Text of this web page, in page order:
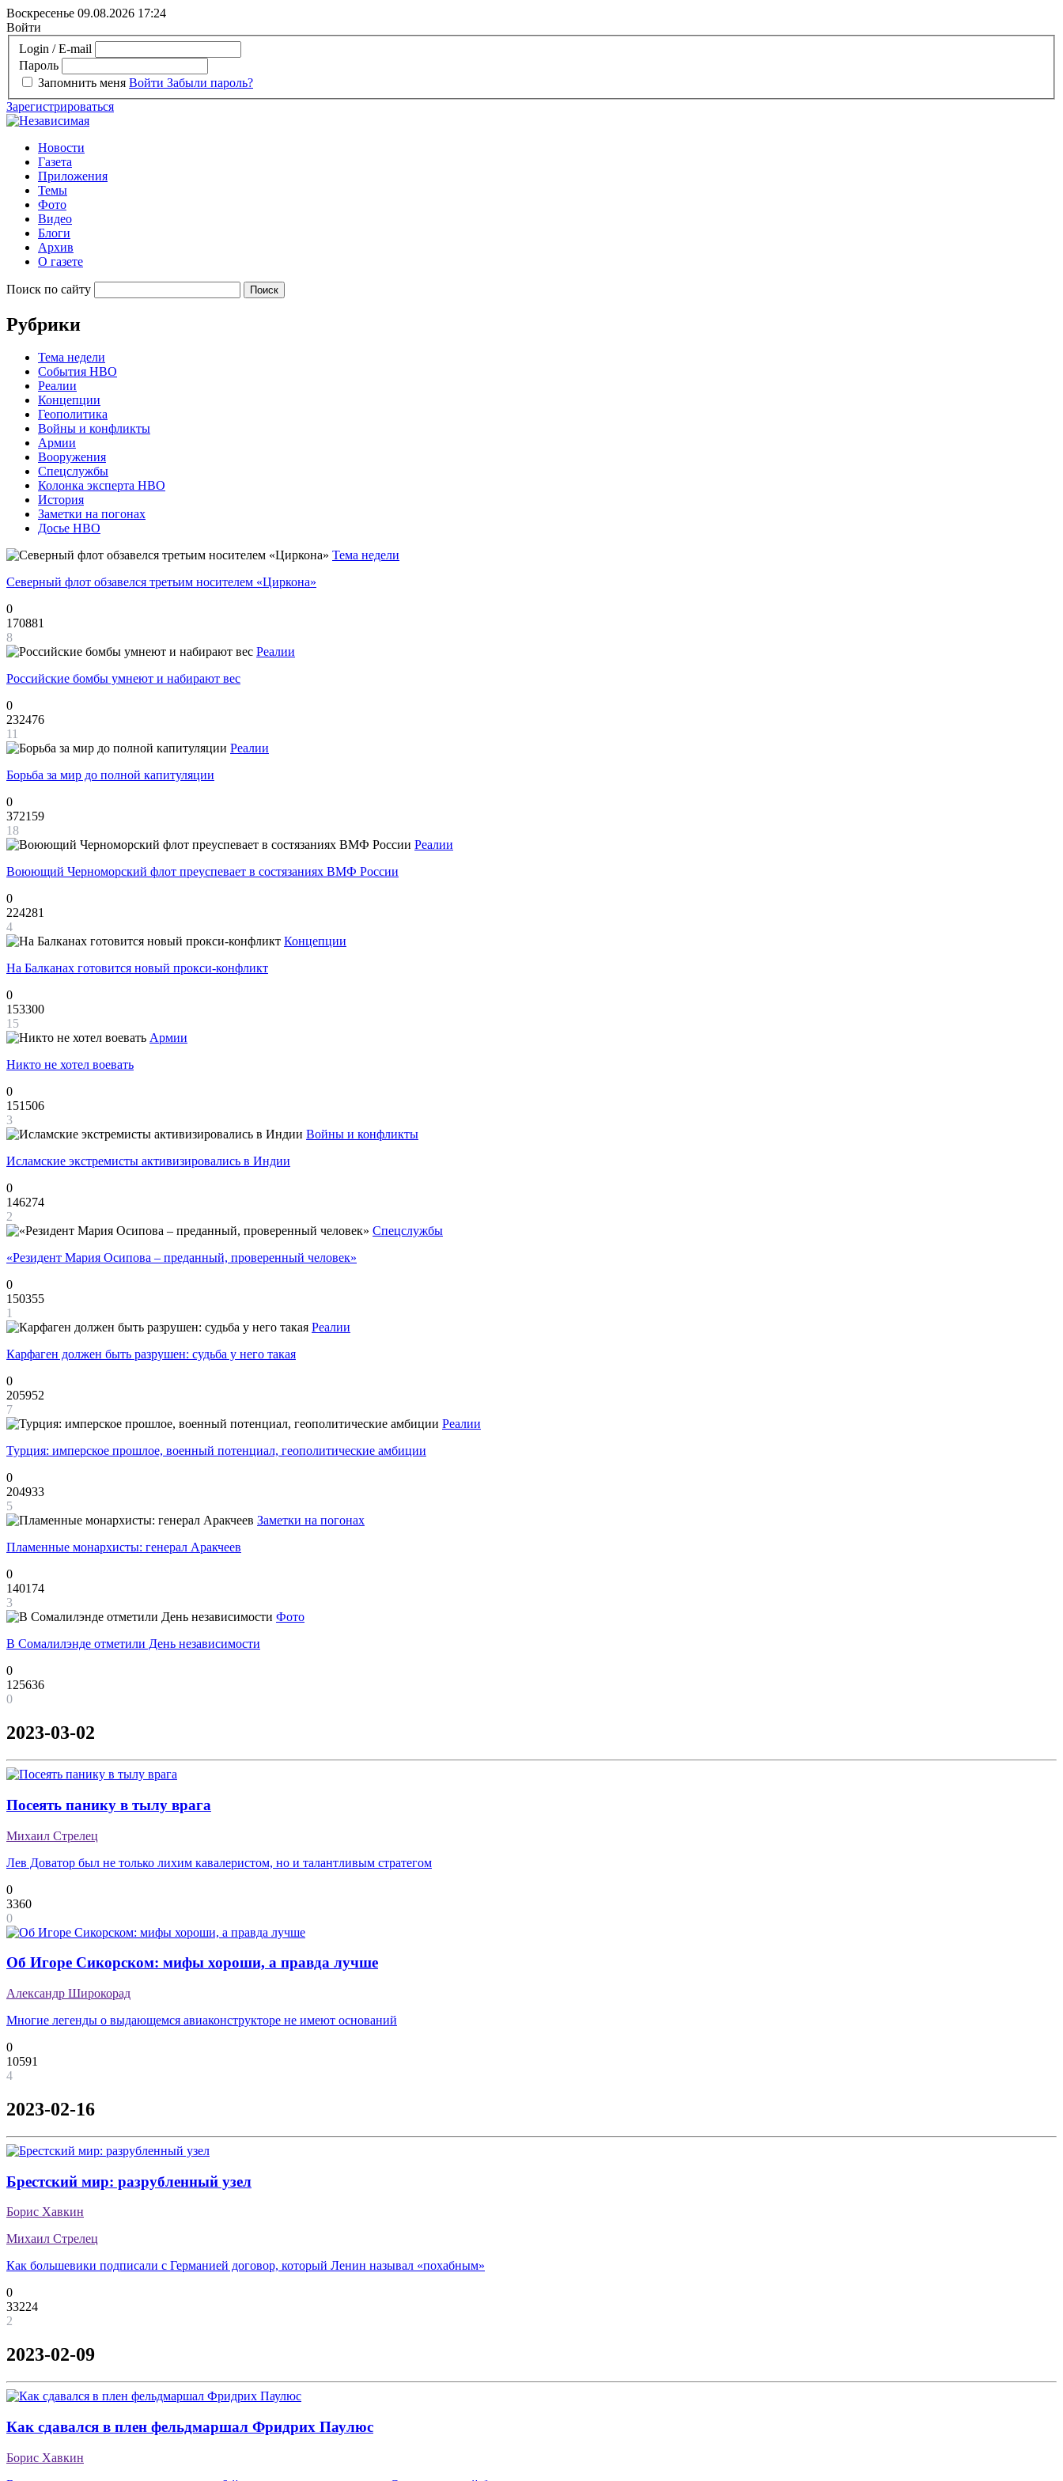
Воскресенье 09.08.2026 17:24
Войти
Login / E-mail
Пароль
Запомнить меня Войти Забыли пароль?
Зарегистрироваться
Новости
Газета
Приложения
Темы
Фото
Видео
Блоги
Архив
О газете
Поиск по сайту
Рубрики
Тема недели
События НВО
Реалии
Концепции
Геополитика
Войны и конфликты
Армии
Вооружения
Спецслужбы
Колонка эксперта НВО
История
Заметки на погонах
Досье НВО
Тема недели
Северный флот обзавелся третьим носителем «Циркона»
0
170881
8
Реалии
Российские бомбы умнеют и набирают вес
0
232476
11
Реалии
Борьба за мир до полной капитуляции
0
372159
18
Реалии
Воюющий Черноморский флот преуспевает в состязаниях ВМФ России
0
224281
4
Концепции
На Балканах готовится новый прокси-конфликт
0
153300
15
Армии
Никто не хотел воевать
0
151506
3
Войны и конфликты
Исламские экстремисты активизировались в Индии
0
146274
2
Спецслужбы
«Резидент Мария Осипова – преданный, проверенный человек»
0
150355
1
Реалии
Карфаген должен быть разрушен: судьба у него такая
0
205952
7
Реалии
Турция: имперское прошлое, военный потенциал, геополитические амбиции
0
204933
5
Заметки на погонах
Пламенные монархисты: генерал Аракчеев
0
140174
3
Фото
В Сомалилэнде отметили День независимости
0
125636
0
2023-03-02
Посеять панику в тылу врага
Михаил Стрелец
Лев Доватор был не только лихим кавалеристом, но и талантливым стратегом
0
3360
0
Об Игоре Сикорском: мифы хороши, а правда лучше
Александр Широкорад
Многие легенды о выдающемся авиаконструкторе не имеют оснований
0
10591
4
2023-02-16
Брестский мир: разрубленный узел
Борис Хавкин
Михаил Стрелец
Как большевики подписали с Германией договор, который Ленин называл «похабным»
0
33224
2
2023-02-09
Как сдавался в плен фельдмаршал Фридрих Паулюс
Борис Хавкин